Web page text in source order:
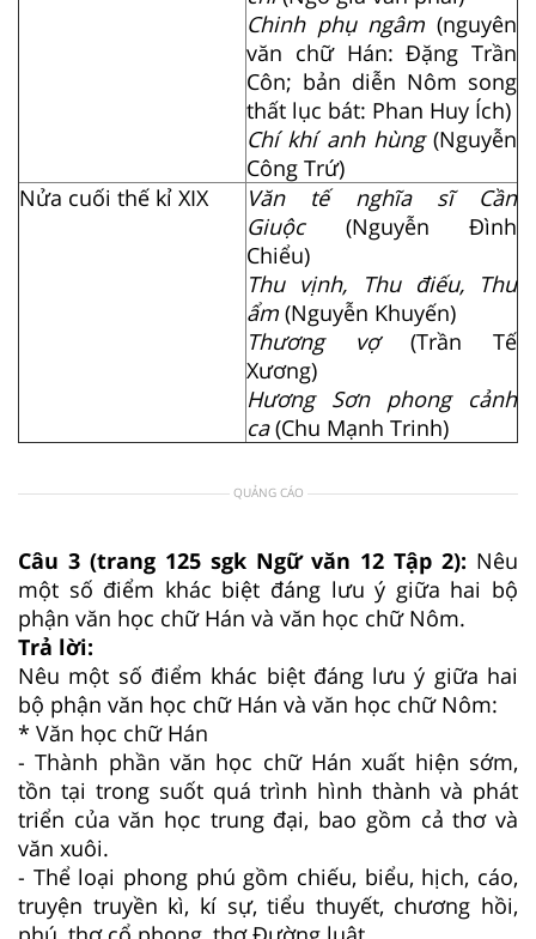
Chinh phụ ngâm (nguyên
văn chữ Hán: Đặng Trần
Côn; bản diễn Nôm song
thất lục bát: Phan Huy Ích)
Chí khí anh hùng(Nguyễn
Công Trứ)
Nửa cuối thế kỉ XIX
Văn tế nghĩa sĩ Cần
Giuộc(Nguyễn Đình
Chiểu)
Thu vịnh, Thu điếu, Thu
ẩm (Nguyễn Khuyến)
Thương vợ(Trần Tế
Xương)
Hương Sơn phong cảnh
ca(Chu Mạnh Trinh)
QUẢNG CÁO
Câu 3 (trang 125 sgk Ngữ văn 12 Tập 2): Nêu
một số điểm khác biệt đáng lưu ý giữa hai bộ
phận văn học chữ Hán và văn học chữ Nôm.
Trả lời:
Nêu một số điểm khác biệt đáng lưu ý giữa hai
bộ phận văn học chữ Hán và văn học chữ Nôm:
* Văn học chữ Hán
- Thành phần văn học chữ Hán xuất hiện sớm,
tồn tại trong suốt quá trình hình thành và phát
triển của văn học trung đại, bao gồm cả thơ và
văn xuôi.
- Thể loại phong phú gồm chiếu, biểu, hịch, cáo,
truyện truyền kì, kí sự, tiểu thuyết, chương hồi,